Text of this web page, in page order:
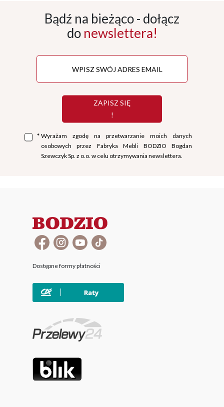
Bądź na bieżąco - dołącz
do newslettera!
ZAPISZ SIĘ
!
* Wyrażam zgodę na przetwarzanie moich danych
osobowych przez Fabryka Mebli BODZIO Bogdan
Szewczyk Sp. z o.o. w celu otrzymywania newslettera.
Dostępne formy płatności